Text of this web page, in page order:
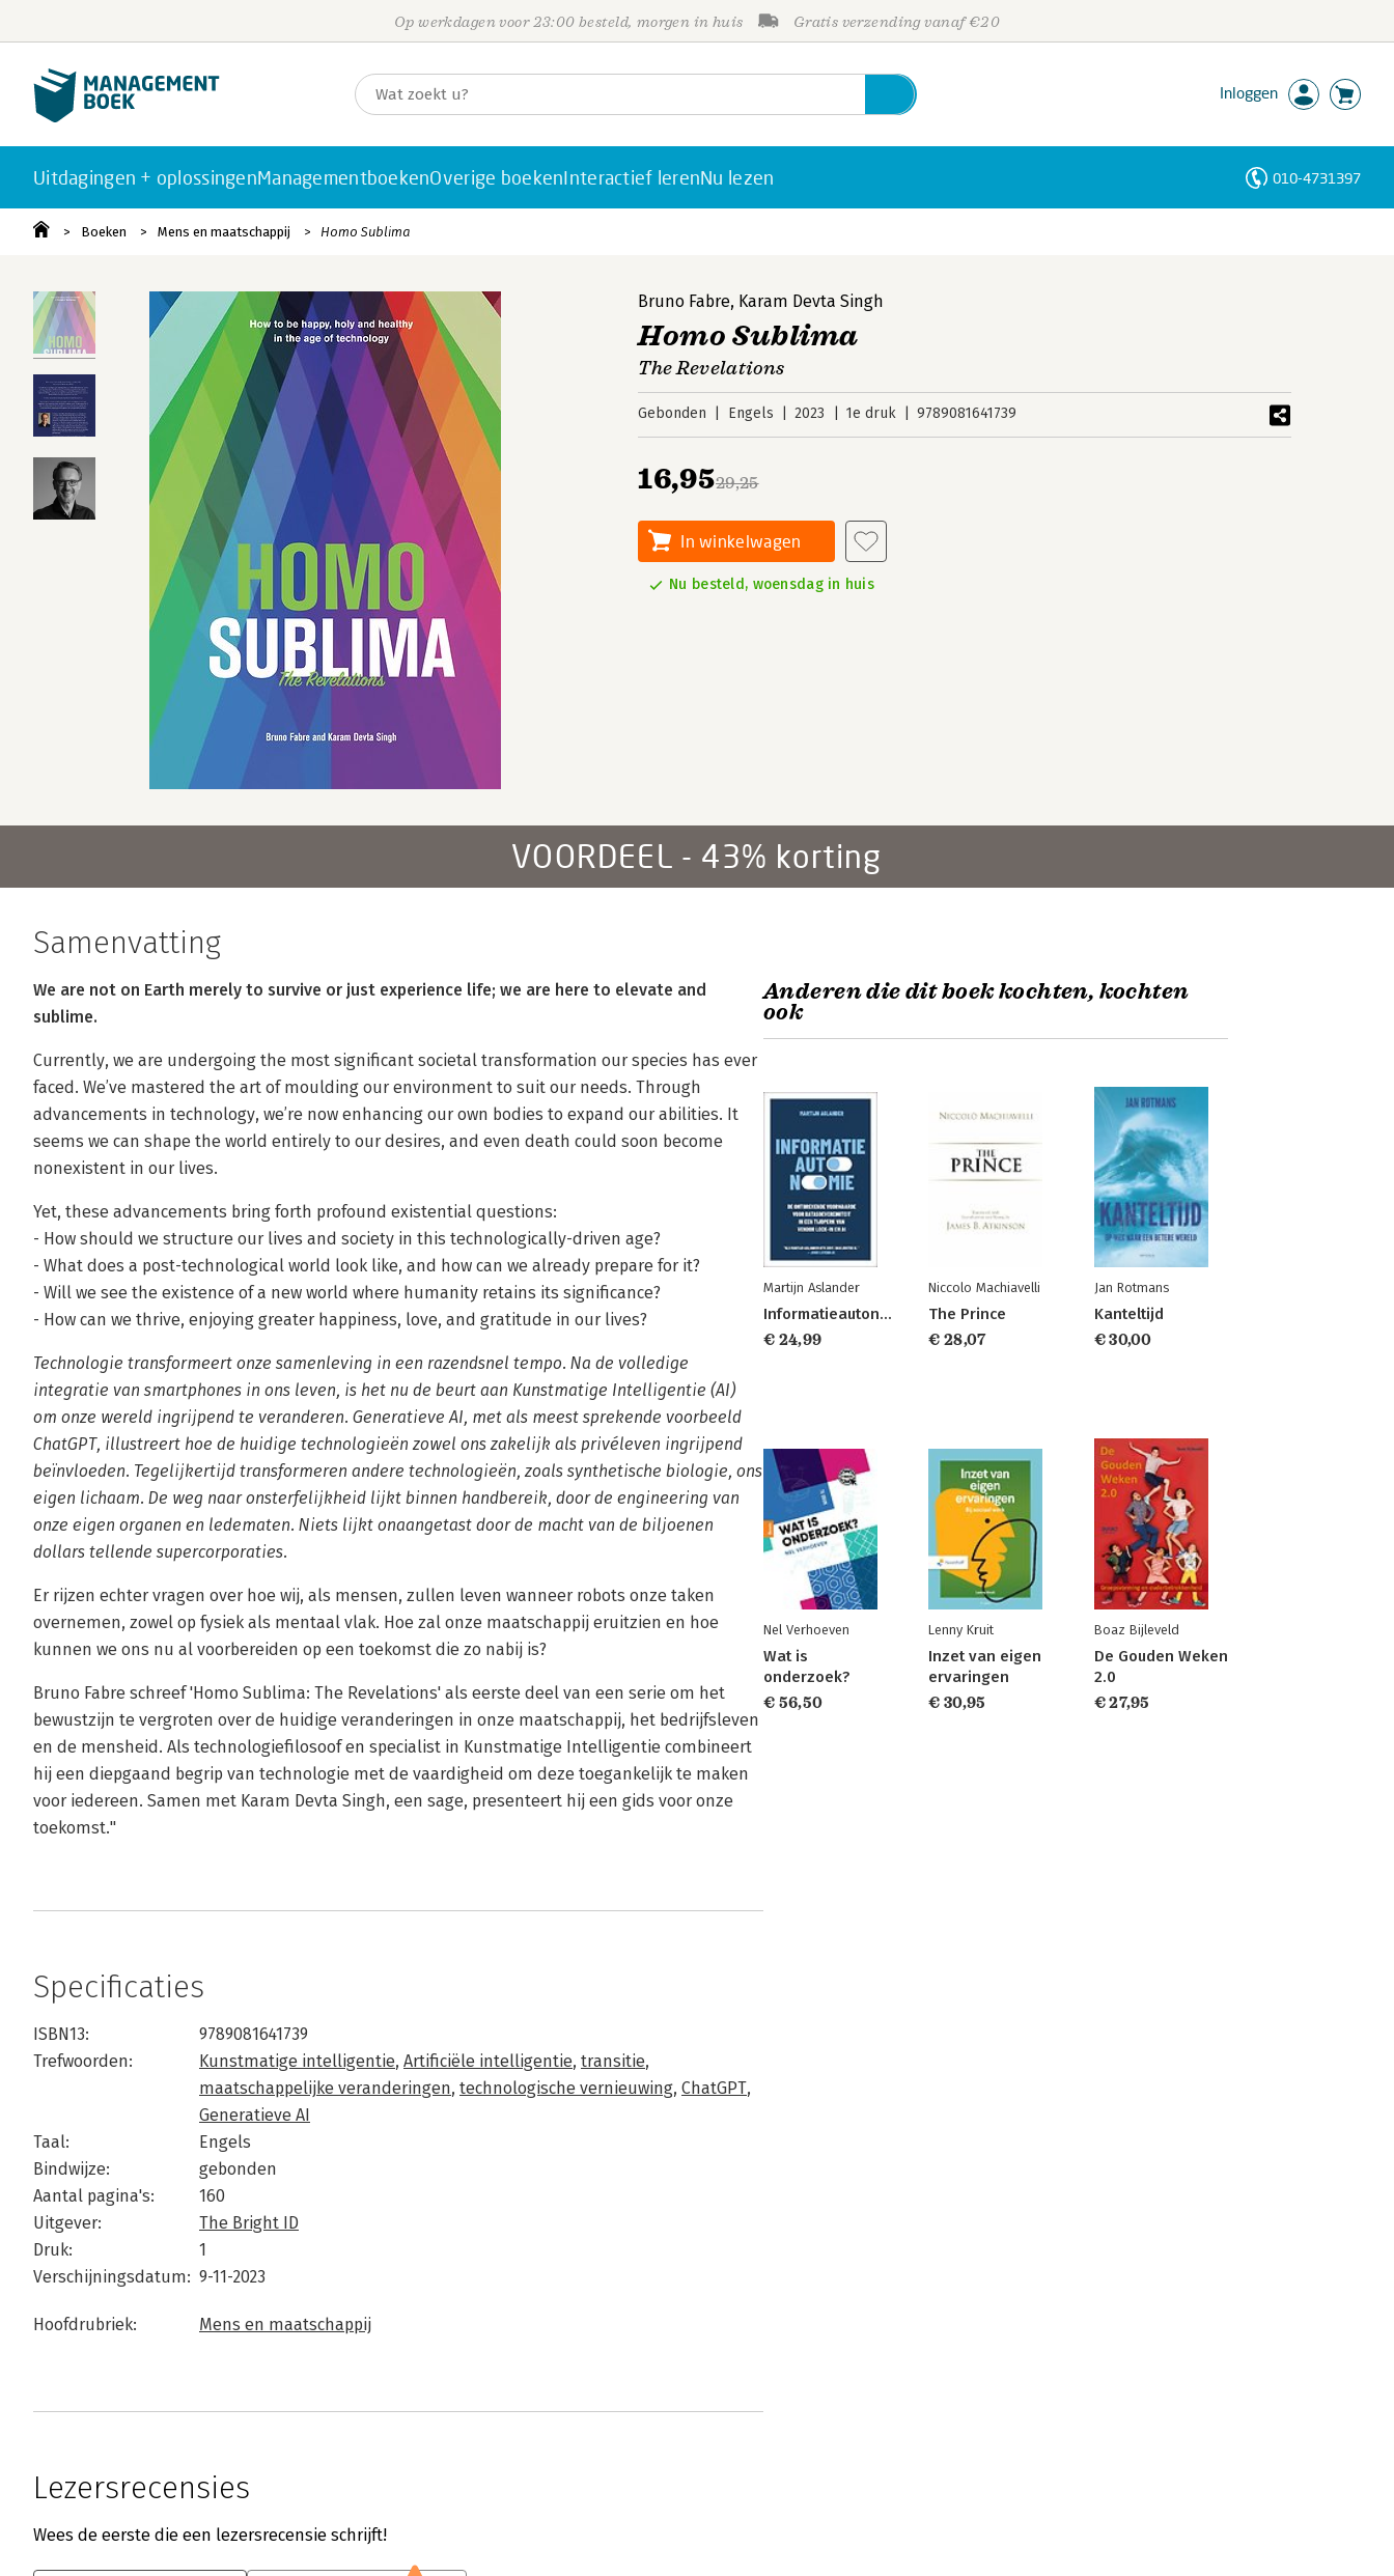
Op werkdagen voor 23:00 besteld, morgen in huis Gratis verzending vanaf €20
Inloggen
Uitdagingen + oplossingenManagementboekenOverige boekenInteractief lerenNu lezen 010-4731397
Boeken Mens en maatschappij Homo Sublima
Bruno Fabre, Karam Devta Singh
Homo Sublima
The Revelations
Gebonden Engels 2023 1e druk 9789081641739
29,25
16,95
In winkelwagen
Nu besteld, woensdag in huis
VOORDEEL - 43% korting
Samenvatting
We are not on Earth merely to survive or just experience life; we are here to elevate and
sublime.
Currently, we are undergoing the most significant societal transformation our species has ever
faced. We’ve mastered the art of moulding our environment to suit our needs. Through
advancements in technology, we’re now enhancing our own bodies to expand our abilities. It
seems we can shape the world entirely to our desires, and even death could soon become
nonexistent in our lives.
Yet, these advancements bring forth profound existential questions:
- How should we structure our lives and society in this technologically-driven age?
- What does a post-technological world look like, and how can we already prepare for it?
- Will we see the existence of a new world where humanity retains its significance?
- How can we thrive, enjoying greater happiness, love, and gratitude in our lives?
Technologie transformeert onze samenleving in een razendsnel tempo. Na de volledige
integratie van smartphones in ons leven, is het nu de beurt aan Kunstmatige Intelligentie (AI)
om onze wereld ingrijpend te veranderen. Generatieve AI, met als meest sprekende voorbeeld
ChatGPT, illustreert hoe de huidige technologieën zowel ons zakelijk als privéleven ingrijpend
beïnvloeden. Tegelijkertijd transformeren andere technologieën, zoals synthetische biologie, ons
eigen lichaam. De weg naar onsterfelijkheid lijkt binnen handbereik, door de engineering van
onze eigen organen en ledematen. Niets lijkt onaangetast door de macht van de biljoenen
dollars tellende supercorporaties.
Er rijzen echter vragen over hoe wij, als mensen, zullen leven wanneer robots onze taken
overnemen, zowel op fysiek als mentaal vlak. Hoe zal onze maatschappij eruitzien en hoe
kunnen we ons nu al voorbereiden op een toekomst die zo nabij is?
Bruno Fabre schreef 'Homo Sublima: The Revelations' als eerste deel van een serie om het
bewustzijn te vergroten over de huidige veranderingen in onze maatschappij, het bedrijfsleven
en de mensheid. Als technologiefilosoof en specialist in Kunstmatige Intelligentie combineert
hij een diepgaand begrip van technologie met de vaardigheid om deze toegankelijk te maken
voor iedereen. Samen met Karam Devta Singh, een sage, presenteert hij een gids voor onze
toekomst."
Specificaties
ISBN13:
9789081641739
Trefwoorden:
Kunstmatige intelligentie, Artificiële intelligentie, transitie,
maatschappelijke veranderingen, technologische vernieuwing, ChatGPT,
Generatieve AI
Taal:
Engels
Bindwijze:
gebonden
Aantal pagina's:
160
Uitgever:
The Bright ID
Druk:
1
Verschijningsdatum: 9-11-2023
Hoofdrubriek: Mens en maatschappij
Lezersrecensies
Wees de eerste die een lezersrecensie schrijft!
Anderen die dit boek kochten, kochten
ook
Martijn Aslander
Informatieautonomie
€ 24,99
Niccolo Machiavelli
The Prince
€ 28,07
Jan Rotmans
Kanteltijd
€ 30,00
Nel Verhoeven
Wat is
onderzoek?
€ 56,50
Lenny Kruit
Inzet van eigen
ervaringen
€ 30,95
Boaz Bijleveld
De Gouden Weken
2.0
€ 27,95
Personen